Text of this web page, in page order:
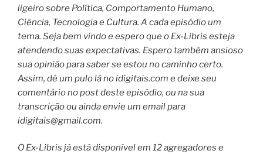
ligeiro sobre Política, Comportamento Humano,
Ciência, Tecnologia e Cultura. A cada episódio um
tema. Seja bem vindo e espero que o Ex-Libris esteja
atendendo suas expectativas. Espero também ansioso
sua opinião para saber se estou no caminho certo.
Assim, dê um pulo lá no idigitais.com e deixe seu
comentário no post deste episódio, ou na sua
transcrição ou ainda envie um email para
idigitais@gmail.com.
O Ex-Libris já está disponível em 12 agregadores e